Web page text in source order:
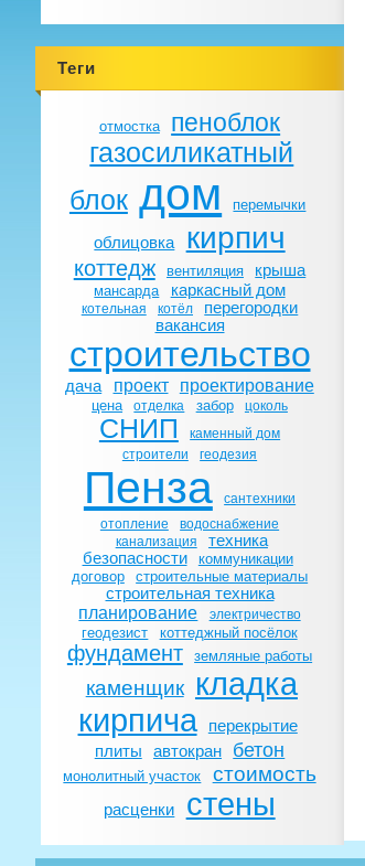
Теги
отмостка пеноблок
газосиликатный
блок дом перемычки
облицовка кирпич
коттедж вентиляция крыша
мансарда каркасный дом
котельная котёл
перегородки
вакансия
строительство
дача проект проектирование
цена отделка забор цоколь
СНИП
каменный дом
строители
геодезия
Пенза
сантехники
отопление
водоснабжение
канализация
техника
безопасности
коммуникации
договор
строительные материалы
строительная техника
планирование электричество
геодезист коттеджный посёлок
фундамент земляные работы
каменщик кладка
кирпича
перекрытие
плиты
автокран бетон
монолитный участок стоимость
расценки стены